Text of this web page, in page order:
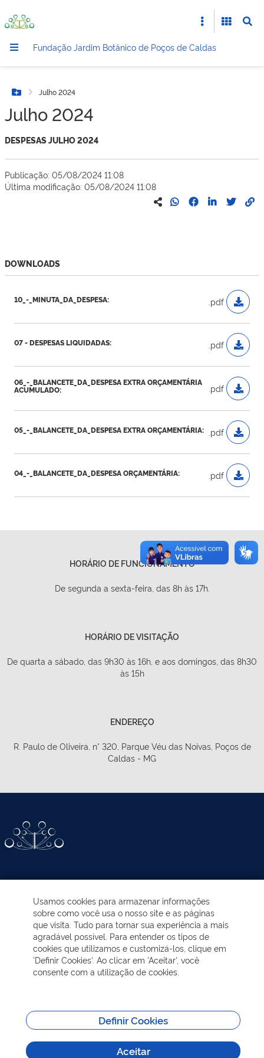
Fundação Jardim Botânico de Poços de Caldas
Botão Menu
Julho 2024
Julho 2024
DESPESAS JULHO 2024
Publicação: 05/08/2024 11:08
Última modificação: 05/08/2024 11:08
DOWNLOADS
10_-_MINUTA_DA_DESPESA: .pdf
07 - DESPESAS LIQUIDADAS: .pdf
06_-_BALANCETE_DA_DESPESA EXTRA ORÇAMENTÁRIA
ACUMULADO:
.pdf
05_-_BALANCETE_DA_DESPESA EXTRA ORÇAMENTÁRIA: .pdf
04_-_BALANCETE_DA_DESPESA ORÇAMENTÁRIA: .pdf
HORÁRIO DE FUNCIONAMENTO
De segunda a sexta-feira, das 8h às 17h.
HORÁRIO DE VISITAÇÃO
De quarta a sábado, das 9h30 às 16h, e aos domingos, das 8h30
às 15h
ENDEREÇO
R. Paulo de Oliveira, n° 320, Parque Véu das Noivas, Poços de
Caldas - MG
EDUCAÇÃO AMBIENTAL
NOTÍCIAS
VISITAÇÃO
MAIS INFORMAÇÕES
Usamos cookies para armazenar informações
sobre como você usa o nosso site e as páginas
que visita. Tudo para tornar sua experiência a mais
agradável possível. Para entender os tipos de
cookies que utilizamos e customizá-los, clique em
'Definir Cookies'. Ao clicar em 'Aceitar', você
consente com a utilização de cookies.
Definir Cookies
Aceitar